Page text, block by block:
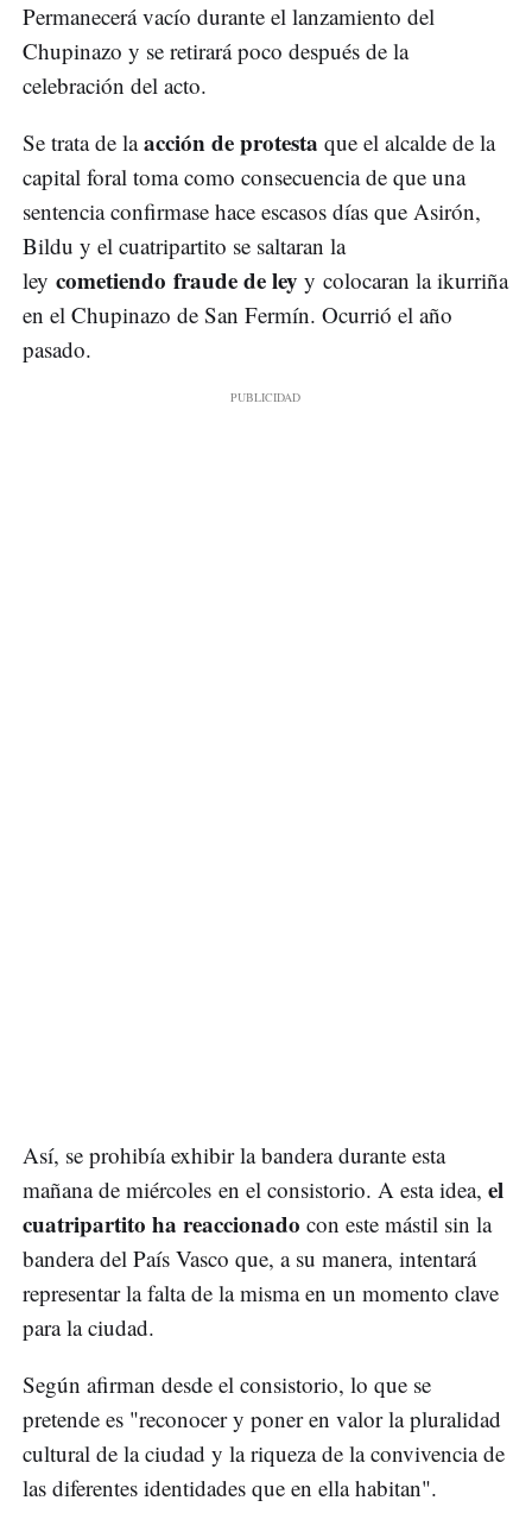
Permanecerá vacío durante el lanzamiento del
Chupinazo y se retirará poco después de la
celebración del acto.
Se trata de laacción de protesta que el alcalde de la
capital foral toma como consecuencia de que una
sentencia confirmase hace escasos días que Asirón,
Bildu y el cuatripartito se saltaran la
ley cometiendo fraude de ley y colocaran la ikurriña
en el Chupinazo de San Fermín. Ocurrió el año
pasado.
Así, se prohibía exhibir la bandera durante esta
mañana de miércoles en el consistorio. A esta idea, el
cuatripartito ha reaccionado con este mástil sin la
bandera del País Vasco que, a su manera, intentará
representar la falta de la misma en un momento clave
para la ciudad.
Según afirman desde el consistorio, lo que se
pretende es "reconocer y poner en valor la pluralidad
cultural de la ciudad y la riqueza de la convivencia de
las diferentes identidades que en ella habitan".